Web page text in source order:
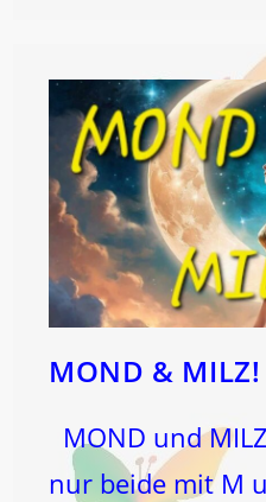
MOND & MILZ!
MOND und
nur beide mit M